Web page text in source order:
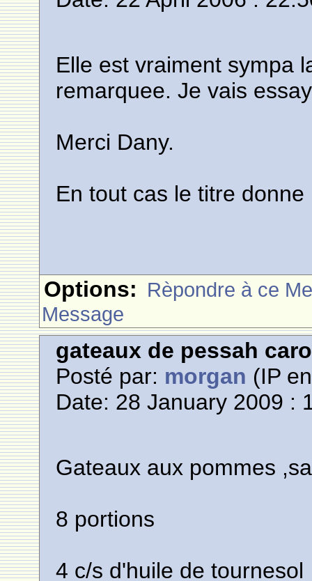
Elle est vraiment sympa
remarquee. Je vais
Merci Dany.
En tout cas le titre
Options: Rèpondre à ce
Message
gateaux de pessah
Posté par: morgan (IP
Date: 28 January 2009 :
Gateaux aux pommes
8 portions
4 c/s d'huile de tournesol